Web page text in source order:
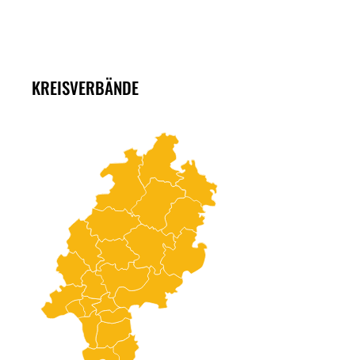
KREISVERBÄNDE